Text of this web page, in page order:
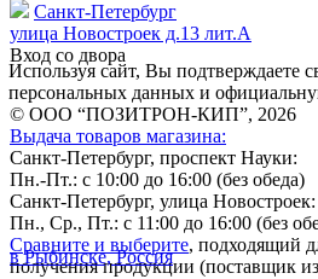
Санкт-Петербург
улица Новостроек д.13 лит.А
Вход со двора
Используя сайт, Вы подтверждаете
персональных данных и
© ООО “ПОЗИТРОН-КИП”, 2026
Выдача товаров магазина:
Санкт-Петербург, проспект Науки:
Пн.-Пт.: с 10:00 до 16:00 (без обеда)
Санкт-Петербург, улица Новостроек:
Пн., Ср., Пт.: с 11:00 до 16:00 (без
Сравните и выберите, подходящий
получения продукции (поставщик
в Рыбинске, Россия